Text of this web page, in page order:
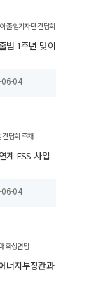
범 1주년 맞이
06-04
계 ESS 사업
06-04
너지부장관과